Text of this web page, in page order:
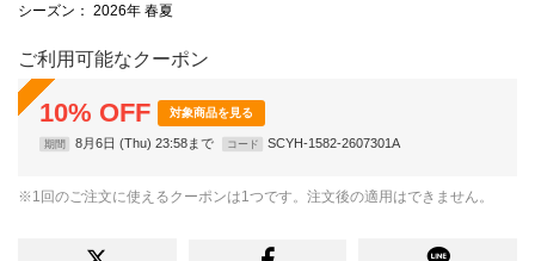
シーズン ： 2026年 春夏
ご利用可能なクーポン
10% OFF 対象商品を見る
期間 8月6日 (Thu) 23:58まで コード SCYH-1582-2607301A
※1回のご注文に使えるクーポンは1つです。注文後の適用はできません。